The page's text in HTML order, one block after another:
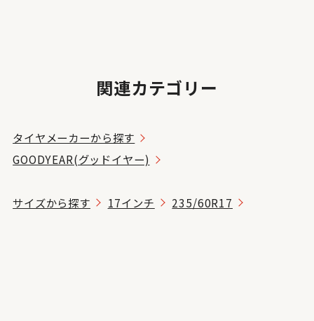
関連カテゴリー
タイヤメーカーから探す
GOODYEAR(グッドイヤー)
サイズから探す 17インチ 235/60R17